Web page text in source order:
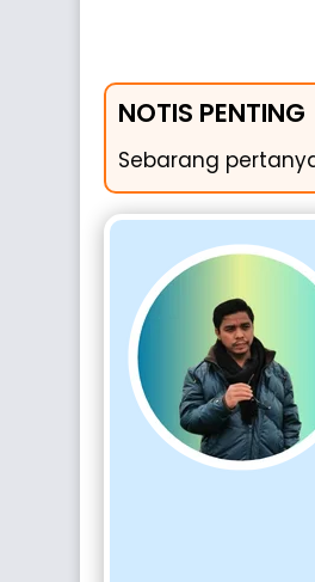
NOTIS PENTING
Sebarang